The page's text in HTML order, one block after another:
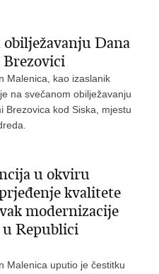
Dana
Malenica, kao izaslanik
na svečanom obilježavanju
Brezovica kod Siska, mjestu
u okviru
kvalitete
modernizacije
Republici
Malenica uputio je čestitku